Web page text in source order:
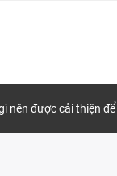
nên được cải thiện